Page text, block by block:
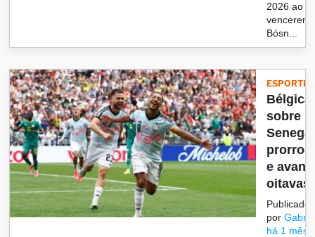
2026 ao
vencerem
Bósn...
ESPORTES
Bélgica
sobre
e
oitavas
Publicado
por
há 1 mês